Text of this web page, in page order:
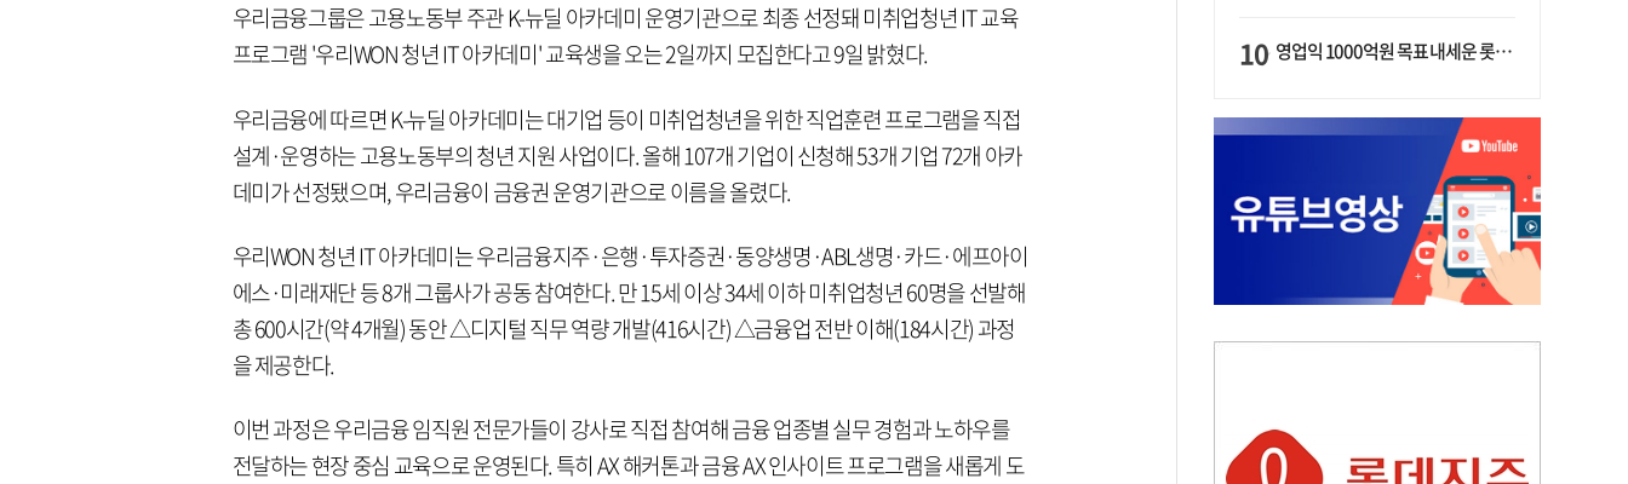
우리금융그룹은 고용노동부 주관 K-뉴딜 아카데미 운영기관으로 최종 선정돼 미취업청년 IT 교육
프로그램 '우리WON 청년 IT 아카데미' 교육생을 오는 2일까지 모집한다고 9일 밝혔다.
우리금융에 따르면 K-뉴딜 아카데미는 대기업 등이 미취업청년을 위한 직업훈련 프로그램을 직접
설계·운영하는 고용노동부의 청년 지원 사업이다. 올해 107개 기업이 신청해 53개 기업 72개 아카
데미가 선정됐으며, 우리금융이 금융권 운영기관으로 이름을 올렸다.
우리WON 청년 IT 아카데미는 우리금융지주·은행·투자증권·동양생명·ABL생명·카드·에프아이
에스·미래재단 등 8개 그룹사가 공동 참여한다. 만 15세 이상 34세 이하 미취업청년 60명을 선발해
총 600시간(약 4개월) 동안 △디지털 직무 역량 개발(416시간) △금융업 전반 이해(184시간) 과정
을 제공한다.
이번 과정은 우리금융 임직원 전문가들이 강사로 직접 참여해 금융 업종별 실무 경험과 노하우를
전달하는 현장 중심 교육으로 운영된다. 특히 AX 해커톤과 금융 AX 인사이트 프로그램을 새롭게 도
영업익 1000억원 목표 내세운 롯데마트…하반기 ‘오카도’ 시험대